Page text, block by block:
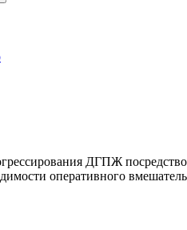
ДГПЖ
оперативного